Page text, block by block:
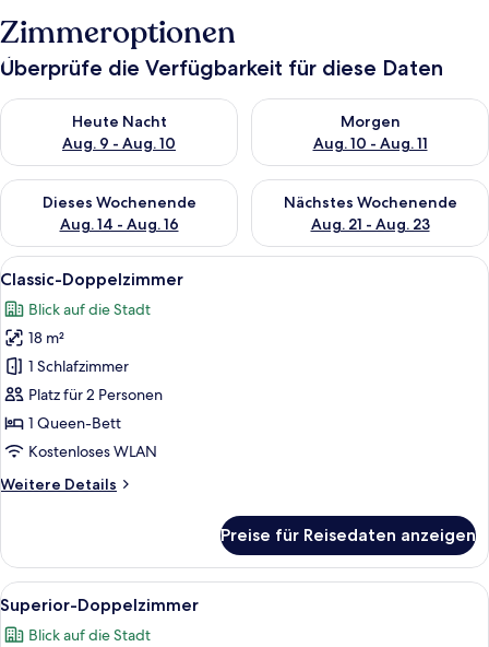
Zimmeroptionen
Überprüfe die Verfügbarkeit für diese Daten
Heute Nacht
Aug. 9 - Aug. 10
Überprüfe die Verfügbarkeit für heute Nacht, Aug. 9 - Aug.
Morgen
Aug. 10 - Aug. 11
Überprüfe die Verfügbarkeit
Dieses Wochenende
Aug. 14 - Aug. 16
Überprüfe die Verfügbarkeit für dieses Wochenende, Aug. 14
Nächstes Wochenende
Aug. 21 - Aug. 23
Überprüfe die Verfügbarkeit
Alle
Fotos
für
Classic-
Doppelzimmer
anzeigen
Ein modernes Hotelzimmer mit Bett,
17
Classic-Doppelzimmer
Blick auf die Stadt
18 m²
1 Schlafzimmer
Platz für 2 Personen
1 Queen-Bett
Kostenloses WLAN
Weitere Details
Weitere
Doppelzimmer
Preise für Reisedaten anzeigen
Alle
Fotos
Ein modernes Hotelzimmer mit
24
Superior-Doppelzimmer
Blick auf die Stadt